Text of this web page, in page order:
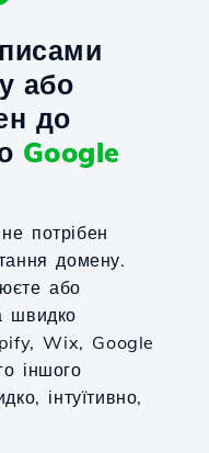
або
до
Google
потрібен
домену.
або
швидко
Wix, Google
іншого
інтуїтивно,